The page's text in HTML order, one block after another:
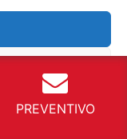
beneficio di
estetica ma
più particolari.
questi tipi di
speciali
Auto
PREVENTIVO